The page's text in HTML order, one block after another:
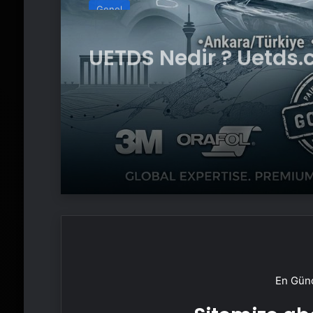
UETDS Nedir ?
Akıllı Dijital
Yazılımı
En